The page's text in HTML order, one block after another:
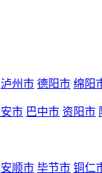
泸州市 德阳市 绵阳
市 巴中市 资阳市
安顺市 毕节市 铜仁